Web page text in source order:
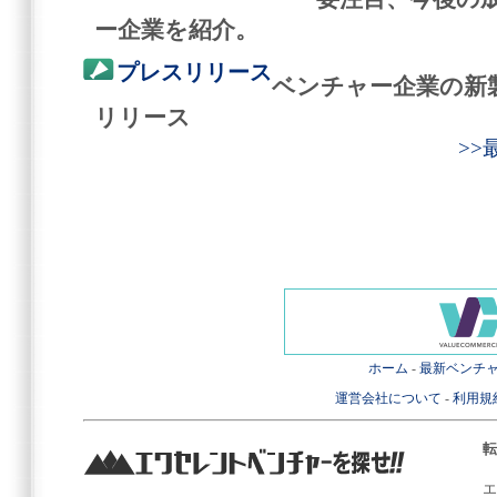
ー企業を紹介。
プレスリリース
ベンチャー企業の新
リリース
>>
ホーム - 最新ベンチ
運営会社について - 利用規